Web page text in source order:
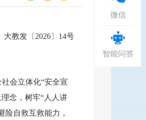
大教发 〔 2026〕 14号
会立体化“安全宣
念，树牢“人人讲
自救互救能力，
微信
智能问答